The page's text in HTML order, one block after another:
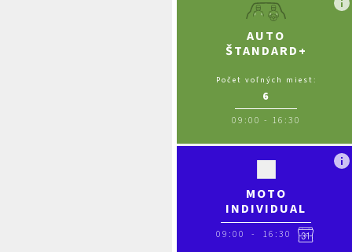
AUTO
ŠTANDARD+
Počet voľných miest:
6
09:00 - 16:30
MOTO
INDIVIDUAL
09:00 - 16:30